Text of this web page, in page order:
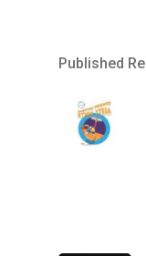
Published